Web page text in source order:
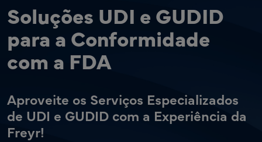
Soluções UDI e GUDID
para a Conformidade
com a FDA
Aproveite os Serviços Especializados
de UDI e GUDID com a Experiência da
Freyr!